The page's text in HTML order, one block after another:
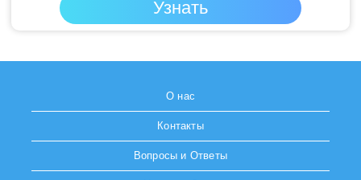
О нас
Контакты
Вопросы и Ответы